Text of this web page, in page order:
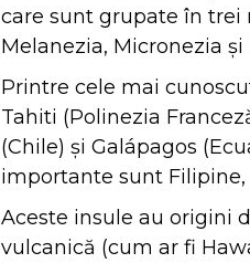
care sunt grupate în trei
Melanezia, Micronezia și
Printre cele mai
Tahiti (Polinezia
(Chile) și Galápagos
importante sunt Filipine,
Aceste insule au origini
vulcanică (cum ar fi